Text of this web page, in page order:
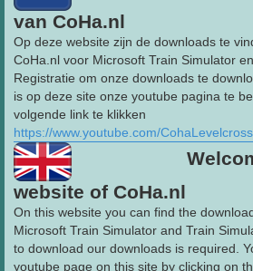
van CoHa.nl
Op deze website zijn de downloads te
CoHa.nl voor Microsoft Train Simulator
Registratie om onze downloads te
is op deze site onze youtube pagina te
volgende link te klikken
https://www.youtube.com/
website of CoHa.nl
On this website you can find the
Microsoft Train Simulator and Train
to download our downloads is required.
youtube page on this site by clicking on